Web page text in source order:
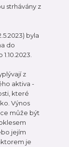
strhávány z
byla
do
z
aktiva -
které
Výnos
může být
jejím
je